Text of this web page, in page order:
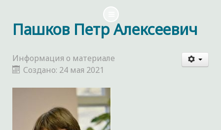
Пашков Петр Алексеевич
Информация о материале
Создано: 24 мая 2021